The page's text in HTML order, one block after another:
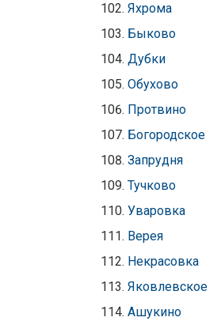
Яхрома
Быково
Дубки
Обухово
Протвино
Богородское
Запрудня
Тучково
Уваровка
Верея
Некрасовка
Яковлевское
Ашукино